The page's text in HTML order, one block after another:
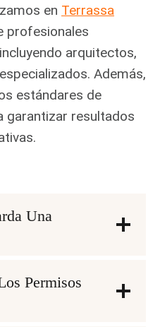
en Terrassa
profesionales
arquitectos,
Además,
estándares de
garantizar resultados
Una
Permisos